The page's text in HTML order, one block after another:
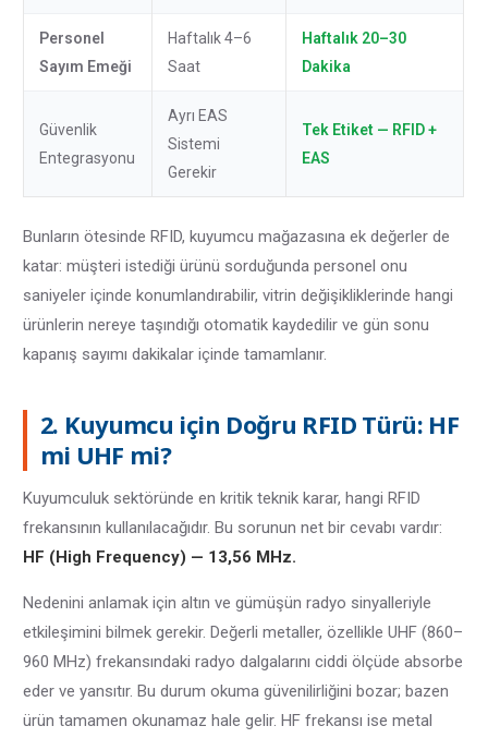
Personel
Sayım Emeği
Haftalık 4–6
Saat
Haftalık 20–30
Dakika
Güvenlik
Entegrasyonu
Ayrı EAS
Sistemi
Gerekir
Tek Etiket — RFID +
EAS
Bunların ötesinde RFID, kuyumcu mağazasına ek değerler de
katar: müşteri istediği ürünü sorduğunda personel onu
saniyeler içinde konumlandırabilir, vitrin değişikliklerinde hangi
ürünlerin nereye taşındığı otomatik kaydedilir ve gün sonu
kapanış sayımı dakikalar içinde tamamlanır.
2. Kuyumcu için Doğru RFID Türü: HF
mi UHF mi?
Kuyumculuk sektöründe en kritik teknik karar, hangi RFID
frekansının kullanılacağıdır. Bu sorunun net bir cevabı vardır:
HF (High Frequency) — 13,56 MHz.
Nedenini anlamak için altın ve gümüşün radyo sinyalleriyle
etkileşimini bilmek gerekir. Değerli metaller, özellikle UHF (860–
960 MHz) frekansındaki radyo dalgalarını ciddi ölçüde absorbe
eder ve yansıtır. Bu durum okuma güvenilirliğini bozar; bazen
ürün tamamen okunamaz hale gelir. HF frekansı ise metal